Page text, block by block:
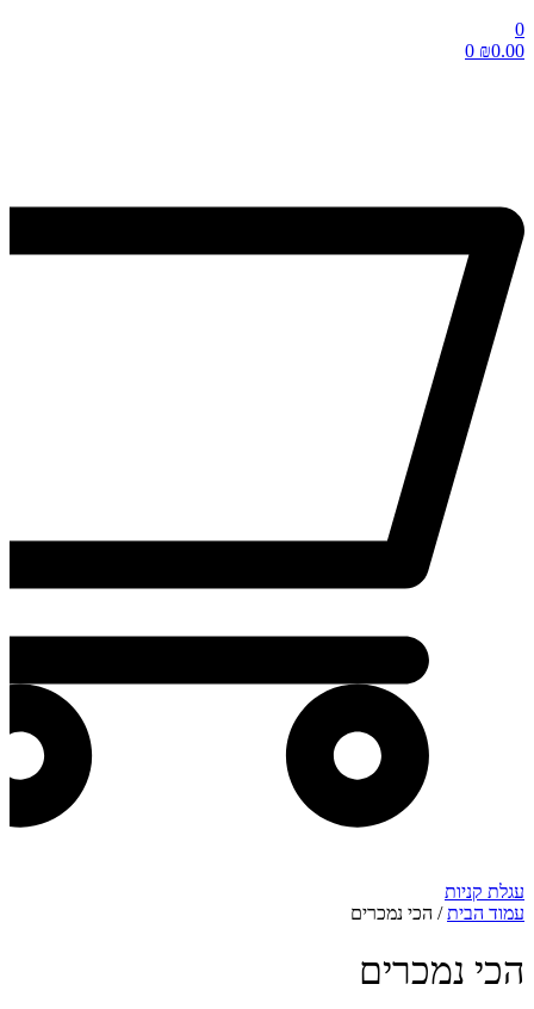
0
₪0.00
0
עגלת קניות
עמוד הבית/ הכי נמכרים
הכי נמכרים